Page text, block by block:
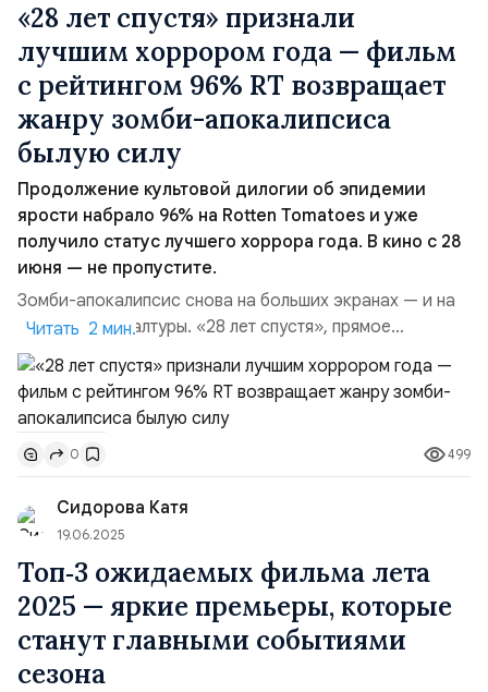
«28 лет спустя» признали
лучшим хоррором года — фильм
с рейтингом 96% RT возвращает
жанру зомби-апокалипсиса
былую силу
Продолжение культовой дилогии об эпидемии
ярости набрало 96% на Rotten Tomatoes и уже
получило статус лучшего хоррора года. В кино с 28
июня — не пропустите.
Зомби-апокалипсис снова на больших экранах — и на
этот раз без халтуры. «28 лет спустя», прямое
продолжение фильмов Дэнни Бойла, уже сейчас
называют главным хоррором 2025 года. Фильм не
просто продолжает историю — он делает это громко,
умно и болезненно точно, возвращая в жанр ту
тревожную атмосферу, по которой зрители
соскучились. На Rot...
Читать 2 мин.
0 499
Сидорова Катя
19.06.2025
Топ‑3 ожидаемых фильма лета
2025 — яркие премьеры, которые
станут главными событиями
сезона